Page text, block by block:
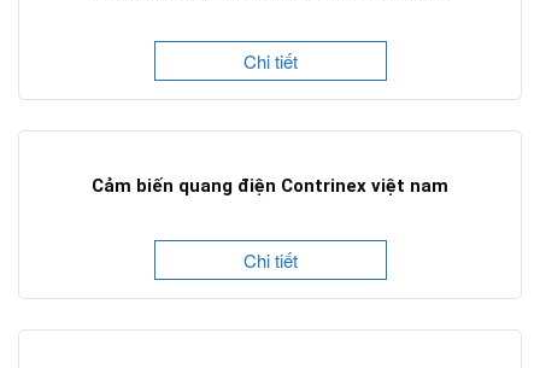
Chi tiết
Cảm biến quang điện Contrinex việt nam
Chi tiết